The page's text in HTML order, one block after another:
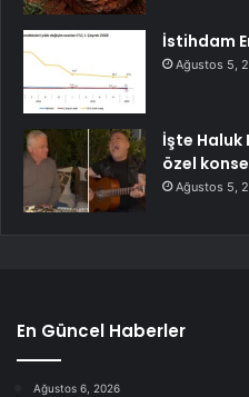
İstihdam
Ağustos 5,
İşte Haluk
özel
Ağustos 5,
En Güncel Haberler
Ağustos 6, 2026